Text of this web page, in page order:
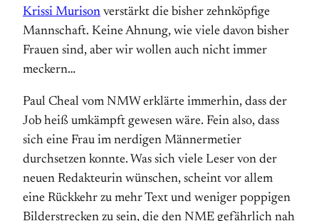
Krissi Murison verstärkt die bisher zehnköpfige
Mannschaft. Keine Ahnung, wie viele davon bisher
Frauen sind, aber wir wollen auch nicht immer
meckern…
Paul Cheal vom NMW erklärte immerhin, dass der
Job heiß umkämpft gewesen wäre. Fein also, dass
sich eine Frau im nerdigen Männermetier
durchsetzen konnte. Was sich viele Leser von der
neuen Redakteurin wünschen, scheint vor allem
eine Rückkehr zu mehr Text und weniger poppigen
Bilderstrecken zu sein, die den NME gefährlich nah